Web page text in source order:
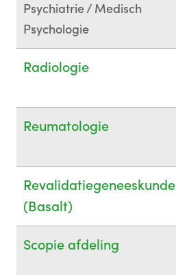
Psychiatrie / Medisch
Psychologie
Radiologie
Reumatologie
Revalidatiegeneeskunde
(Basalt)
Scopie afdeling